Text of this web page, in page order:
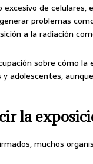
de
problemas
a la radiación
sobre cómo la
adolescentes,
la
muchos